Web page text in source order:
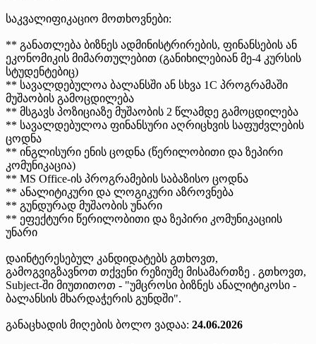
საკვალიფიკაციო მოთხოვნები:
** განათლება ბიზნეს ადმინისტრირების, ფინანსების ან
ეკონომიკის მიმართულებით (განიხილებიან მე-4 კურსის
სტუდენტებიც)
** სავალდებულოა ბალანსში ან სხვა 1C პროგრამაში
მუშაობის გამოცდილება
** მსგავს პოზიციაზე მუშაობის 2 წლამდე გამოცდილება
** სავალდებულოა ფინანსური აღრიცხვის საფუძვლების
ცოდნა
** ინგლისური ენის ცოდნა (წერილობითი და ზეპირი
კომუნიკაცია)
** MS Office-ის პროგრამების საბაზისო ცოდნა
** ანალიტიკური და ლოგიკური აზროვნება
** გუნდურად მუშაობის უნარი
** ეფექტური წერილობითი და ზეპირი კომუნიკაციის
უნარი
დაინტერესებულ კანდიდატებს გთხოვთ,
გამოგვიგზავნოთ თქვენი რეზიუმე მისამართზე . გთხოვთ,
Subject-ში მიუთითოთ - "უმცროსი ბიზნეს ანალიტიკოსი -
ბალანსის მხარდაჭერის გუნდში".
განაცხადის მიღების ბოლო ვადაა: 24.06.2026